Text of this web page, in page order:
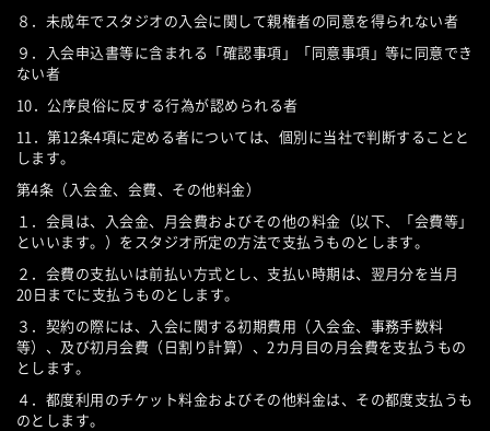
８．未成年でスタジオの入会に関して親権者の同意を得られない者
９．入会申込書等に含まれる「確認事項」「同意事項」等に同意でき
ない者
10．公序良俗に反する行為が認められる者
11．第12条4項に定める者については、個別に当社で判断することと
します。
第4条（入会金、会費、その他料金）
１．会員は、入会金、月会費およびその他の料金（以下、「会費等」
といいます。）をスタジオ所定の方法で支払うものとします。
２．会費の支払いは前払い方式とし、支払い時期は、翌月分を当月
20日までに支払うものとします。
３．契約の際には、入会に関する初期費用（入会金、事務手数料
等）、及び初月会費（日割り計算）、2カ月目の月会費を支払うもの
とします。
４．都度利用のチケット料金およびその他料金は、その都度支払うも
のとします。